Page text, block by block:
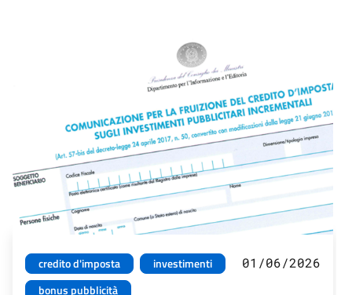
credito d'imposta
investimenti
bonus pubblicità
01/06/2026